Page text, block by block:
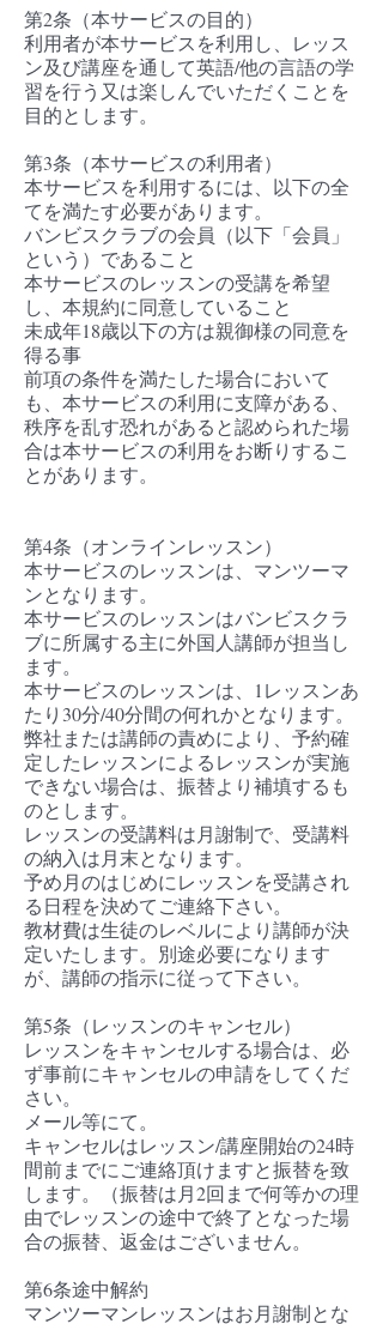
第2条（本サービスの目的）
利用者が本サービスを利用し、レッス
ン及び講座を通して英語/他の言語の学
習を行う又は楽しんでいただくことを
目的とします。
第3条（本サービスの利用者）
本サービスを利用するには、以下の全
てを満たす必要があります。
バンビスクラブの会員（以下「会員」
という）であること
本サービスのレッスンの受講を希望
し、本規約に同意していること
未成年18歳以下の方は親御様の同意を
得る事
前項の条件を満たした場合において
も、本サービスの利用に支障がある、
秩序を乱す恐れがあると認められた場
合は本サービスの利用をお断りするこ
とがあります。
第4条（オンラインレッスン）
本サービスのレッスンは、マンツーマ
ンとなります。
本サービスのレッスンはバンビスクラ
ブに所属する主に外国人講師が担当し
ます。
本サービスのレッスンは、1レッスンあ
たり30分/40分間の何れかとなります。
弊社または講師の責めにより、予約確
定したレッスンによるレッスンが実施
できない場合は、振替より補填するも
のとします。
レッスンの受講料は月謝制で、受講料
の納入は月末となります。
予め月のはじめにレッスンを受講され
る日程を決めてご連絡下さい。
教材費は生徒のレベルにより講師が決
定いたします。別途必要になります
が、講師の指示に従って下さい。
第5条（レッスンのキャンセル）
レッスンをキャンセルする場合は、必
ず事前にキャンセルの申請をしてくだ
さい。
メール等にて。
キャンセルはレッスン/講座開始の24時
間前までにご連絡頂けますと振替を致
します。（振替は月2回まで何等かの理
由でレッスンの途中で終了となった場
合の振替、返金はございません。
第6条途中解約
マンツーマンレッスンはお月謝制とな